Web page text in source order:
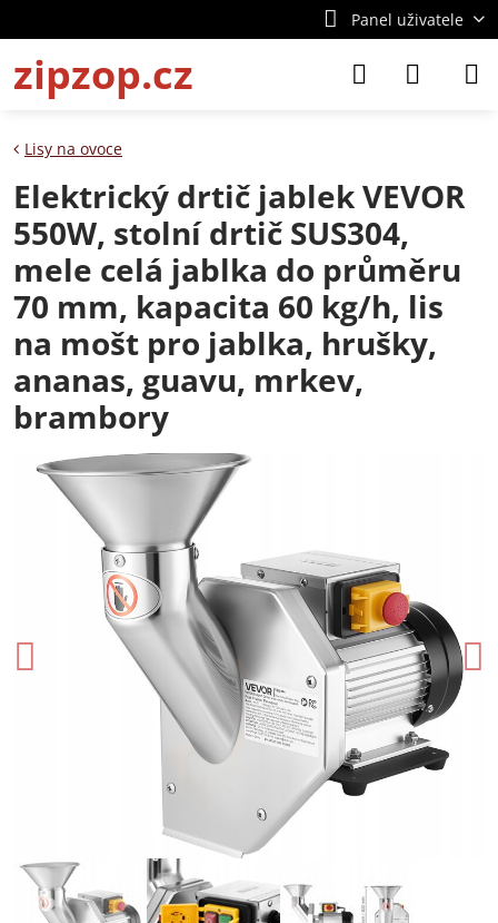
Panel uživatele
zipzop.cz
Lisy na ovoce
Elektrický drtič jablek VEVOR
550W, stolní drtič SUS304,
mele celá jablka do průměru
70 mm, kapacita 60 kg/h, lis
na mošt pro jablka, hrušky,
ananas, guavu, mrkev,
brambory